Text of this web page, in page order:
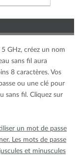
GHz, créez un nom
sans fil aura
8 caractères. Vos
ou une clé pour
sans fil. Cliquez sur
un mot de passe
Les mots de passe
et minuscules